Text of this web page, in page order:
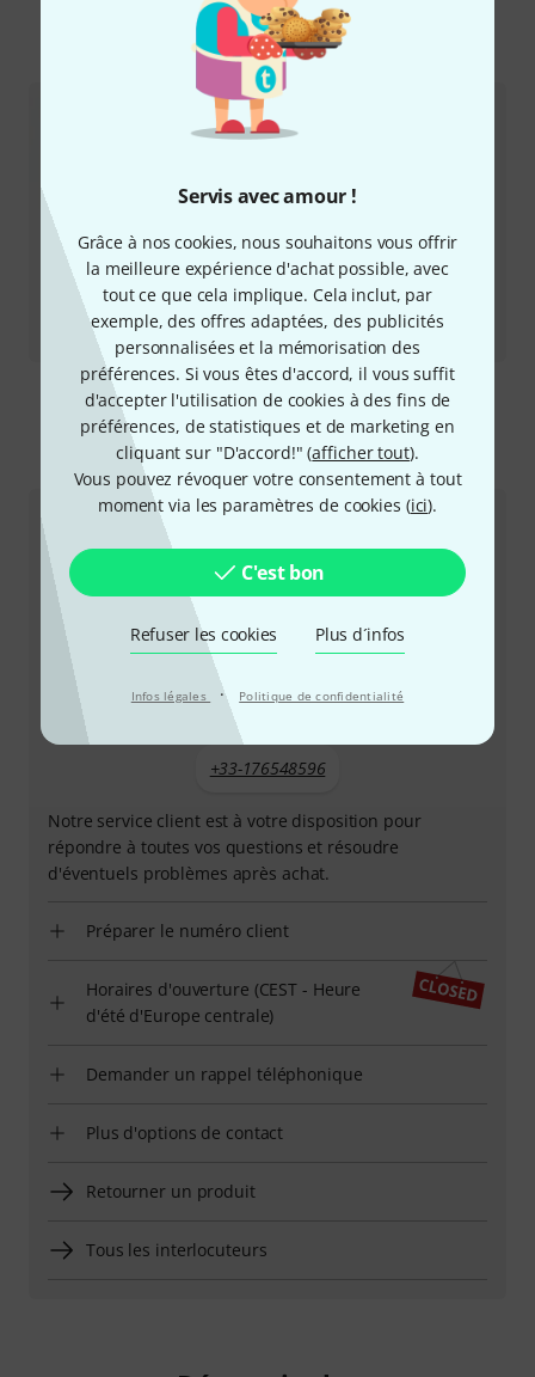
Servis avec amour !
Grâce à nos cookies, nous souhaitons vous offrir
la meilleure expérience d'achat possible, avec
tout ce que cela implique. Cela inclut, par
exemple, des offres adaptées, des publicités
personnalisées et la mémorisation des
préférences. Si vous êtes d'accord, il vous suffit
d'accepter l'utilisation de cookies à des fins de
préférences, de statistiques et de marketing en
cliquant sur "D'accord!" (afficher tout).
Vous pouvez révoquer votre consentement à tout
moment via les paramètres de cookies (ici).
C'est bon
Refuser les cookies Plus d´infos
Infos légales · Politique de confidentialité
Plus sur Alto
Review
TMD 16
Comment nous contacter
+33-176548596
Notre service client est à votre disposition pour
répondre à toutes vos questions et résoudre
d'éventuels problèmes après achat.
Préparer le numéro client
Horaires d'ouverture (CEST - Heure
d'été d'Europe centrale)
Demander un rappel téléphonique
Plus d'options de contact
Retourner un produit
Tous les interlocuteurs